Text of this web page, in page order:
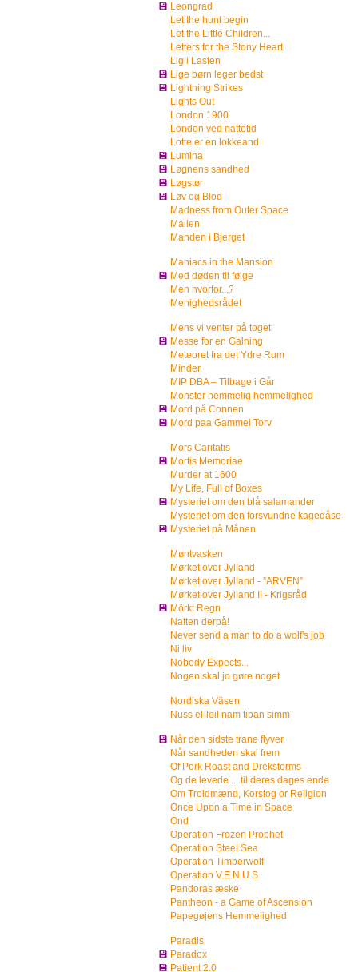
💾 Leongrad
Let the hunt begin
Let the Little Children...
Letters for the Stony Heart
Lig i Lasten
💾 Lige børn leger bedst
💾 Lightning Strikes
Lights Out
London 1900
London ved nattetid
Lotte er en lokkeand
💾 Lumina
💾 Løgnens sandhed
💾 Løgstør
💾 Løv og Blod
Madness from Outer Space
Mailen
Manden i Bjerget
Maniacs in the Mansion
💾 Med døden til følge
Men hvorfor...?
Menighedsrådet
Mens vi venter på toget
💾 Messe for en Galning
Meteoret fra det Ydre Rum
Minder
MIP DBA – Tilbage i Går
Monster hemmelig hemmelighed
💾 Mord på Connen
💾 Mord paa Gammel Torv
Mors Caritatis
💾 Mortis Memoriae
Murder at 1600
My Life, Full of Boxes
💾 Mysteriet om den blå salamander
Mysteriet om den forsvundne kagedåse
💾 Mysteriet på Månen
Møntvasken
Mørket over Jylland
Mørket over Jylland - ”ARVEN”
Mørket over Jylland II - Krigsråd
💾 Mörkt Regn
Natten derpå!
Never send a man to do a wolf's job
Ni liv
Nobody Expects...
Nogen skal jo gøre noget
Nordiska Väsen
Nuss el-leil nam tiban simm
💾 Når den sidste trane flyver
Når sandheden skal frem
Of Pork Roast and Drekstorms
Og de levede ... til deres dages ende
Om Troldmænd, Korstog or Religion
Once Upon a Time in Space
Ond
Operation Frozen Prophet
Operation Steel Sea
Operation Timberwolf
Operation V.E.N.U.S
Pandoras æske
Pantheon - a Game of Ascension
Papegøjens Hemmelighed
Paradis
💾 Paradox
💾 Patient 2.0